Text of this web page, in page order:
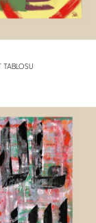
TABLOSU